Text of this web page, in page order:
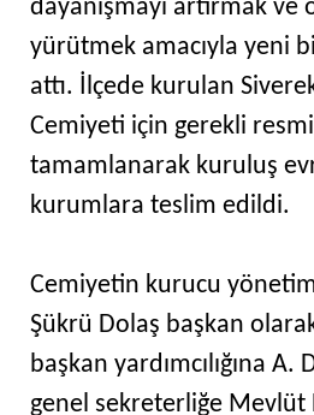
dayanışmayı artırmak
yürütmek amacıyla yeni
attı. İlçede kurulan
Cemiyeti için gerekli
tamamlanarak kuruluş
kurumlara teslim edildi.
Cemiyetin kurucu
Şükrü Dolaş başkan
başkan yardımcılığına A.
genel sekreterliğe Mevlüt